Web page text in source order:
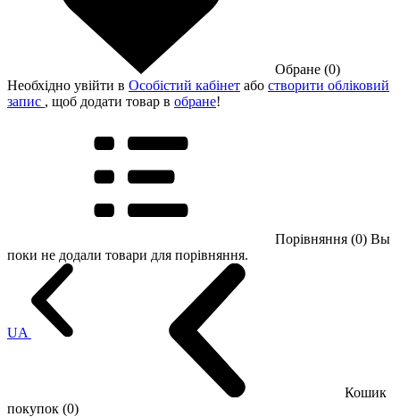
Обране (0)
Необхідно увійти в Особістий кабінет або створити обліковий
запис , щоб додати товар в обране!
Порівняння (0) Вы
поки не додали товари для порівняння.
UA
Кошик
покупок (0)